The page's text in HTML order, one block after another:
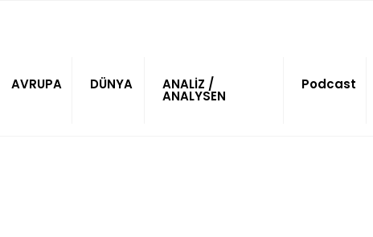
AVRUPA DÜNYA ANALİZ /
ANALYSEN
Podcast